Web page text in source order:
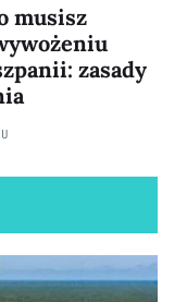
musisz
zasady